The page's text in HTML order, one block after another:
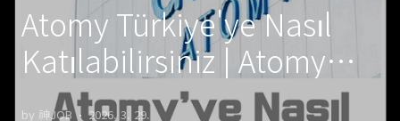
Atomy Türkiye'ye Nasıl
Katılabilirsiniz | Atomy
Üyelik Rehberi | Sponsor
by 神JOB 2026. 3. 29.